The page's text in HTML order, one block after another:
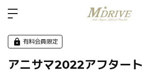
有料会員限定
アニサマ2022アフター